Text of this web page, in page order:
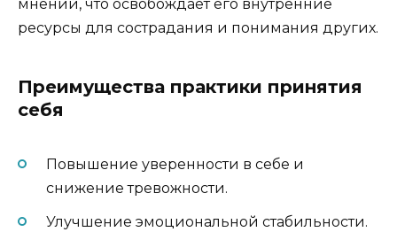
мнений, что освобождает его внутренние
ресурсы для сострадания и понимания других.
Преимущества практики принятия
себя
Повышение уверенности в себе и
снижение тревожности.
Улучшение эмоциональной стабильности.